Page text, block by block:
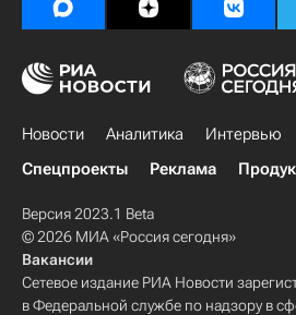
Новости Аналитика Интервью
Спецпроекты
Реклама
Версия 2023.1 Beta
© 2026 МИА «Россия сегодня»
Вакансии
Сетевое издание РИА Новости
в Федеральной службе по надзору в